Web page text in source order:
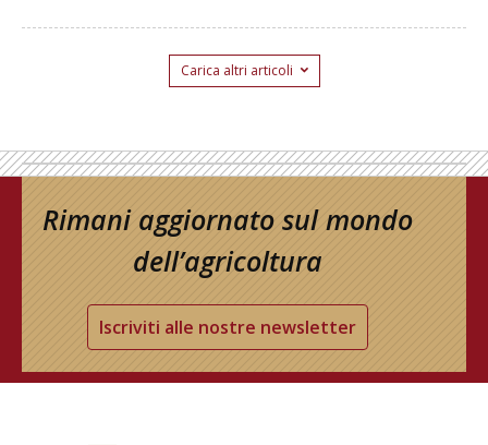
Carica altri articoli
Rimani aggiornato sul mondo
dell’agricoltura
Iscriviti alle nostre newsletter